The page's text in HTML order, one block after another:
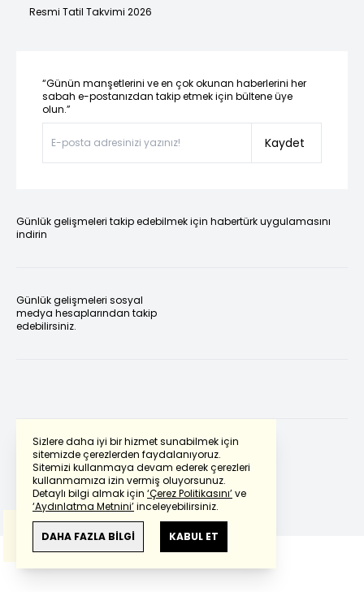
Sizlere daha iyi bir hizmet sunabilmek için
sitemizde çerezlerden faydalanıyoruz.
Sitemizi kullanmaya devam ederek çerezleri
kullanmamıza izin vermiş oluyorsunuz.
Detaylı bilgi almak için ‘Çerez Politikasını’ve
‘Aydınlatma Metnini’inceleyebilirsiniz.
DAHA FAZLA BİLGİ KABUL ET
Resmi Tatil Takvimi 2026
“Günün manşetlerini ve en çok okunan haberlerini her
sabah e-postanızdan takip etmek için bültene üye
olun.”
Kaydet
Günlük gelişmeleri takip edebilmek için habertürk uygulamasını
indirin
Günlük gelişmeleri sosyal
medya hesaplarından takip
edebilirsiniz.
Powered by Translate
Bu çevirideGoogle Transletekullanılmıştır.
Anlam ve çeviri hatalarından
haberturk.com
sorumlu değildir.